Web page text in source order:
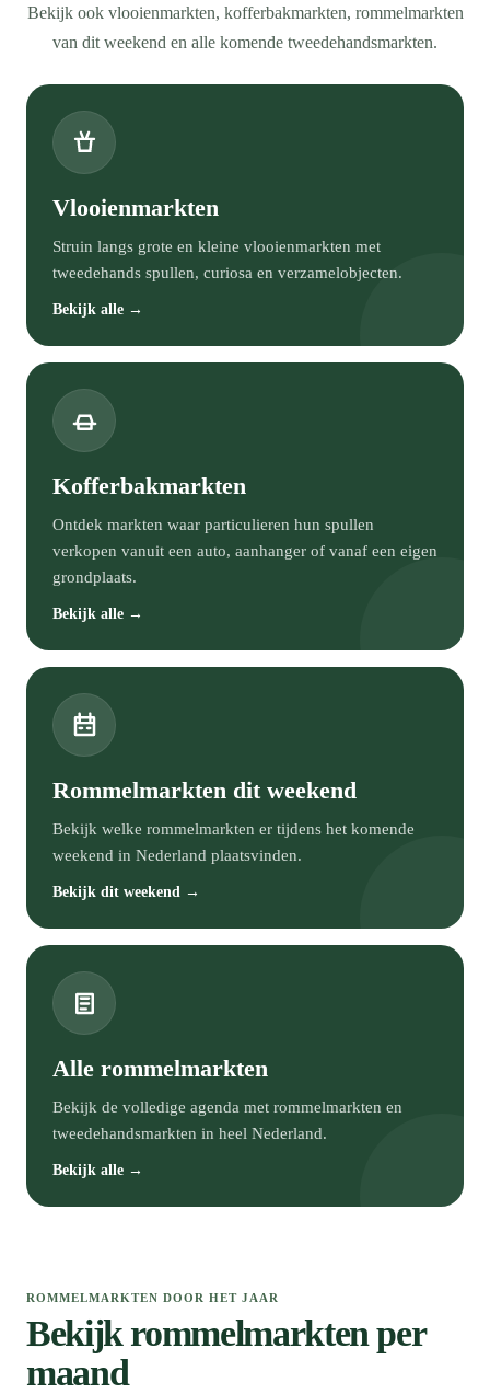
Bekijk ook vlooienmarkten, kofferbakmarkten, rommelmarkten
van dit weekend en alle komende tweedehandsmarkten.
Vlooienmarkten
Struin langs grote en kleine vlooienmarkten met
tweedehands spullen, curiosa en verzamelobjecten.
Bekijk alle →
Kofferbakmarkten
Ontdek markten waar particulieren hun spullen
verkopen vanuit een auto, aanhanger of vanaf een eigen
grondplaats.
Bekijk alle →
Rommelmarkten dit weekend
Bekijk welke rommelmarkten er tijdens het komende
weekend in Nederland plaatsvinden.
Bekijk dit weekend →
Alle rommelmarkten
Bekijk de volledige agenda met rommelmarkten en
tweedehandsmarkten in heel Nederland.
Bekijk alle →
ROMMELMARKTEN DOOR HET JAAR
Bekijk rommelmarkten per
maand